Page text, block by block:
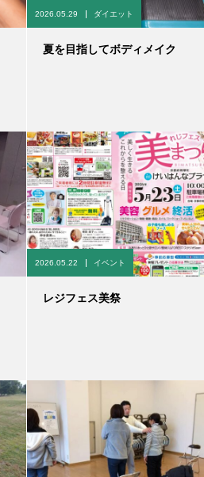
2026.05.29 ダイエット
夏を目指してボディメイク
2026.05.22 イベント
レジフェス美祭